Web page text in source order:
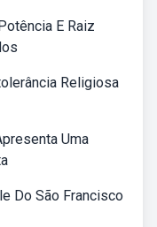
E Raiz
Religiosa
Uma
Do São Francisco